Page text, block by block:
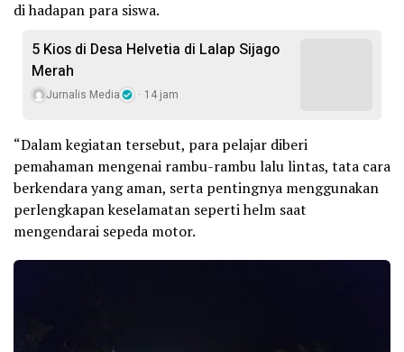
di hadapan para siswa.
5 Kios di Desa Helvetia di Lalap Sijago
Merah
Jurnalis Media 14 jam
“Dalam kegiatan tersebut, para pelajar diberi
pemahaman mengenai rambu-rambu lalu lintas, tata cara
berkendara yang aman, serta pentingnya menggunakan
perlengkapan keselamatan seperti helm saat
mengendarai sepeda motor.